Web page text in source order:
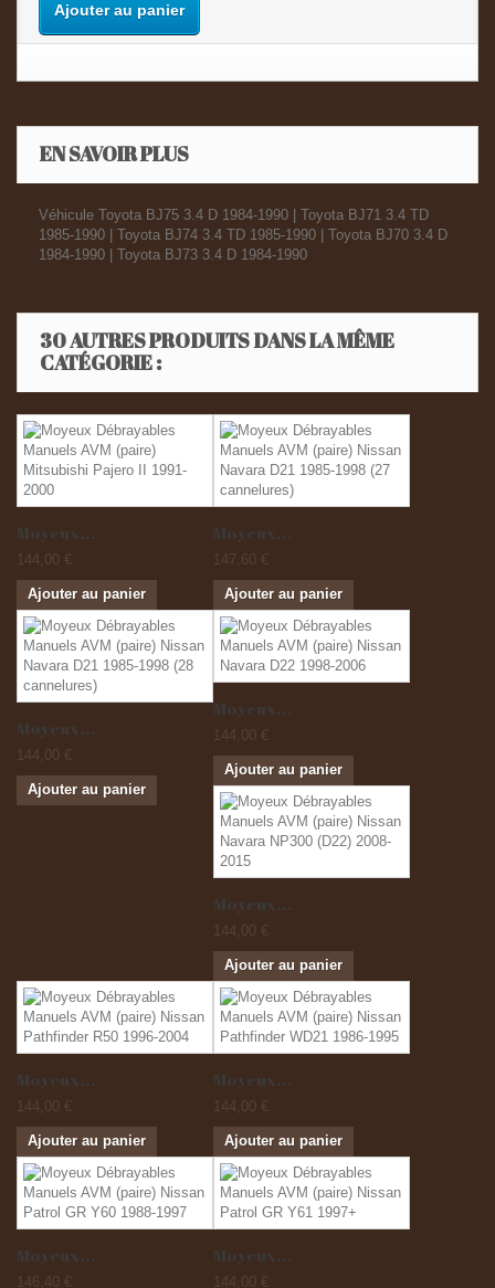
Ajouter au panier
EN SAVOIR PLUS
Véhicule Toyota BJ75 3.4 D 1984-1990 | Toyota BJ71 3.4 TD
1985-1990 | Toyota BJ74 3.4 TD 1985-1990 | Toyota BJ70 3.4 D
1984-1990 | Toyota BJ73 3.4 D 1984-1990
30 AUTRES PRODUITS DANS LA MÊME
CATÉGORIE :
Moyeux...
144,00 €
Ajouter au panier
Moyeux...
147,60 €
Ajouter au panier
Moyeux...
144,00 €
Ajouter au panier
Moyeux...
144,00 €
Ajouter au panier
Moyeux...
144,00 €
Ajouter au panier
Moyeux...
144,00 €
Ajouter au panier
Moyeux...
144,00 €
Ajouter au panier
Moyeux...
146,40 €
Moyeux...
144,00 €